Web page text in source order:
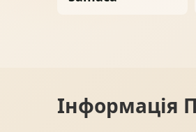
08 Навіси з
Інформація